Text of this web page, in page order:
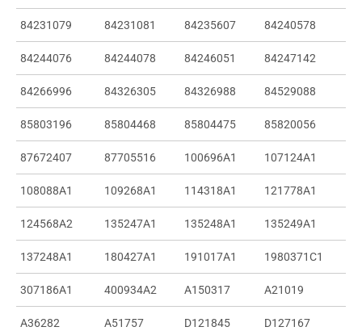
84231079 84231081 84235607 84240578
84244076 84244078 84246051 84247142
84266996 84326305 84326988 84529088
85803196 85804468 85804475 85820056
87672407 87705516 100696A1 107124A1
108088A1 109268A1 114318A1 121778A1
124568A2 135247A1 135248A1 135249A1
137248A1 180427A1 191017A1 1980371C1
307186A1 400934A2 A150317 A21019
A36282 A51757 D121845 D127167